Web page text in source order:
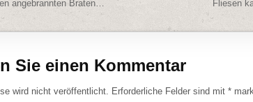
Fliesen
angebrannten Braten…
Sie einen Kommentar
wird nicht veröffentlicht. Erforderliche Felder sind mit*